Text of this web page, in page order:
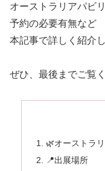
オーストラリアパビ
予約の必要有無など
本記事で詳しく紹介
ぜひ、最後までご覧
🌿オーストラ
📍出展場所